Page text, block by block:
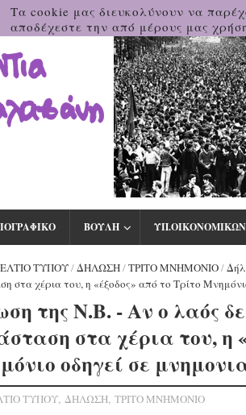
ΒΟΥΛΗ ΥΠ.ΟΙΚΟΝΟΜΙΚΩΝ
ΤΥΠΟΥ/ΔΗΛΩΣΗ/ΤΡΙΤΟ ΜΝΗΜΟΝΙΟ/
στα χέρια του, η «έξοδος» από το Τρίτο
της Ν.Β. - Αν ο λαός
στα χέρια του, η
οδηγεί σε
ΤΥΠΟΥ, ΔΗΛΩΣΗ, ΤΡΙΤΟ ΜΝΗΜΟΝΙΟ
Τα cookie μας διευκολύνουν να
αποδέχεστε την από μέρους μας